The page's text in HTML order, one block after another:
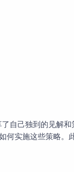
自己独到的见解
何实施这些策略。